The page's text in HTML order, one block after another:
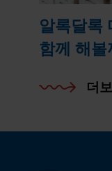
알록달록
함께 해볼
더